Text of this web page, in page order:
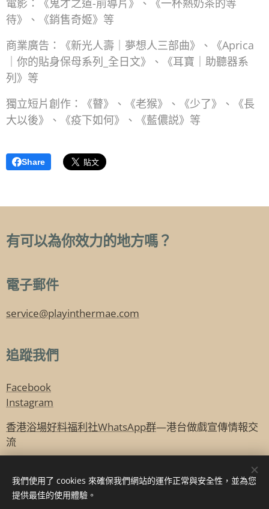
電影：《鬼才之道-前導片》、《一杯熱奶茶的等
待》、《銷售奇姬》等
商業廣告：《新光人壽｜夢想人三部曲》、《Aprica
｜你的貼身保母系列_全日文》、《耳寶｜助聽器系
列》等
獨立短片創作：《瞽》、《老猴》、《少了》、《長
大以後》、《疫下如何》、《藍儂説》等
Share
有可以為你效力的地方嗎？
電子郵件
service@playinthermae.com
追蹤我們
Facebook
Instagram
香港浴場好料福利社WhatsApp群—港台做戲宣傳情報交
流
—台灣演員共學工作情報交流
我們使用了 cookies 來確保我們網站的運作正常與安全性，並為您
提供最佳的使用體驗。